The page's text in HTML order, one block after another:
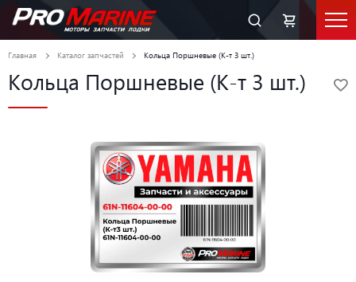
Главная Каталог запчастей Кольца Поршневые (К-т 3 шт.)
Кольца Поршневые (К-т 3 шт.)